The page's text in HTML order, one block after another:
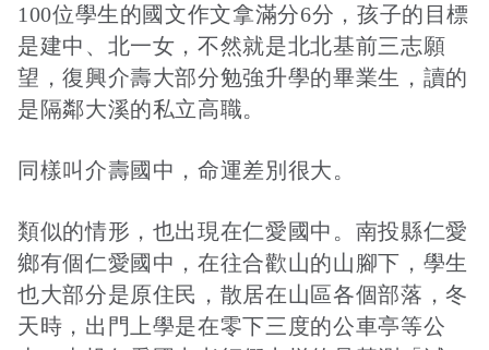
100位學生的國文作文拿滿分6分，孩子的目標
是建中、北一女，不然就是北北基前三志願
望，復興介壽大部分勉強升學的畢業生，讀的
是隔鄰大溪的私立高職。
同樣叫介壽國中，命運差別很大。
類似的情形，也出現在仁愛國中。南投縣仁愛
鄉有個仁愛國中，在往合歡山的山腳下，學生
也大部分是原住民，散居在山區各個部落，冬
天時，出門上學是在零下三度的公車亭等公